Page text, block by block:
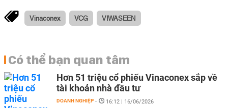
Vinaconex VCG VIWASEEN
Có thể bạn quan tâm
Hơn 51 triệu cổ phiếu Vinaconex sắp về
tài khoản nhà đầu tư
DOANH NGHIỆP - 16:12 | 16/06/2026